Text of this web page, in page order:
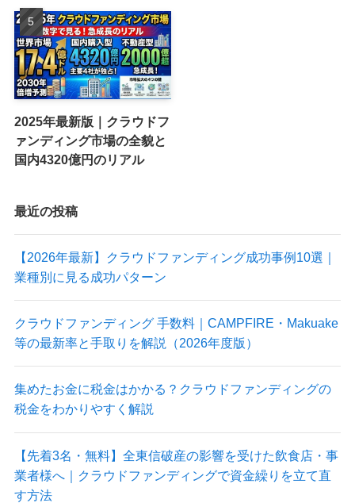
2025年最新版｜クラウドフ
ァンディング市場の全貌と
国内4320億円のリアル
最近の投稿
【2026年最新】クラウドファンディング成功事例10選｜
業種別に見る成功パターン
クラウドファンディング 手数料｜CAMPFIRE・Makuake
等の最新率と手取りを解説（2026年度版）
集めたお金に税金はかかる？クラウドファンディングの
税金をわかりやすく解説
【先着3名・無料】全東信破産の影響を受けた飲食店・事
業者様へ｜クラウドファンディングで資金繰りを立て直
す方法